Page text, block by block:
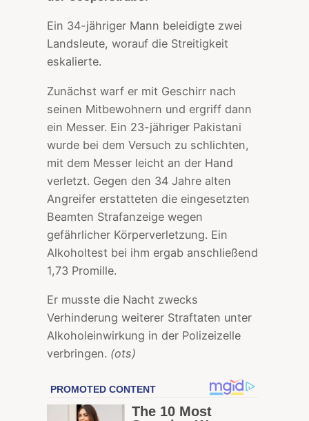
Ein 34-jähriger Mann beleidigte zwei
Landsleute, worauf die Streitigkeit
eskalierte.
Zunächst warf er mit Geschirr nach
seinen Mitbewohnern und ergriff dann
ein Messer. Ein 23-jähriger Pakistani
wurde bei dem Versuch zu schlichten,
mit dem Messer leicht an der Hand
verletzt. Gegen den 34 Jahre alten
Angreifer erstatteten die eingesetzten
Beamten Strafanzeige wegen
gefährlicher Körperverletzung. Ein
Alkoholtest bei ihm ergab anschließend
1,73 Promille.
Er musste die Nacht zwecks
Verhinderung weiterer Straftaten unter
Alkoholeinwirkung in der Polizeizelle
verbringen. (ots)